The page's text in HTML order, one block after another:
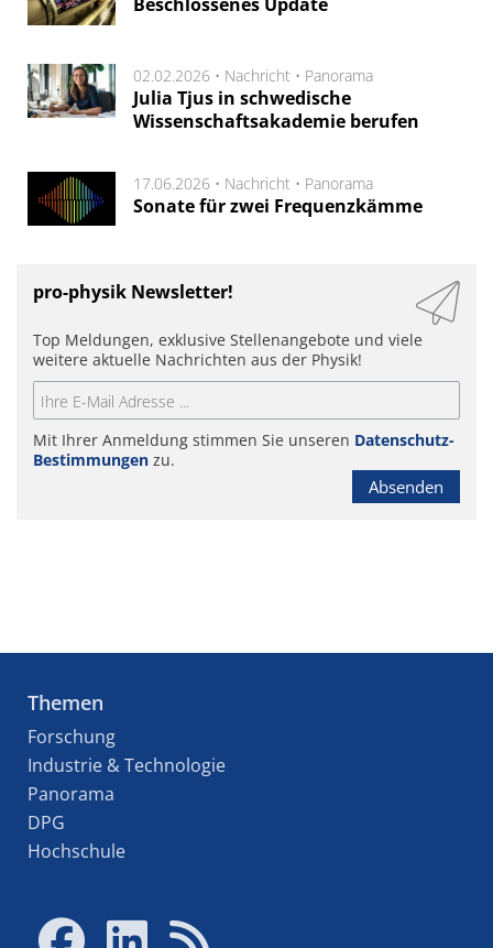
02.02.2026 • Nachricht • Panorama
Julia Tjus in schwedische
Wissenschaftsakademie berufen
17.06.2026 • Nachricht • Panorama
Sonate für zwei Frequenzkämme
pro-physik Newsletter!
Top Meldungen, exklusive Stellenangebote und viele
weitere aktuelle Nachrichten aus der Physik!
Mit Ihrer Anmeldung stimmen Sie unseren Datenschutz-
Bestimmungen zu.
Absenden
Themen
Forschung
Industrie & Technologie
Panorama
DPG
Hochschule